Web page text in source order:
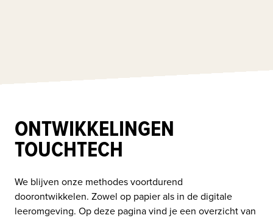
ONTWIKKELINGEN
TOUCHTECH
We blijven onze methodes voortdurend
doorontwikkelen. Zowel op papier als in de digitale
leeromgeving. Op deze pagina vind je een overzicht van